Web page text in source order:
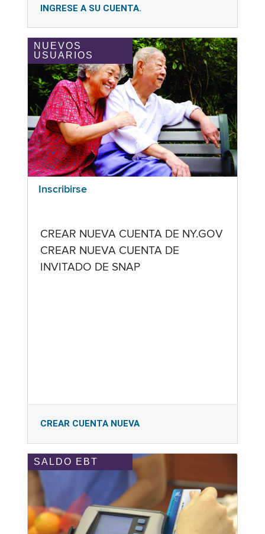
INGRESE A SU CUENTA.
NUEVOS
USUARIOS
Inscribirse
CREAR NUEVA CUENTA DE NY.GOV
CREAR NUEVA CUENTA DE
INVITADO DE SNAP
CREAR CUENTA NUEVA
SALDO EBT